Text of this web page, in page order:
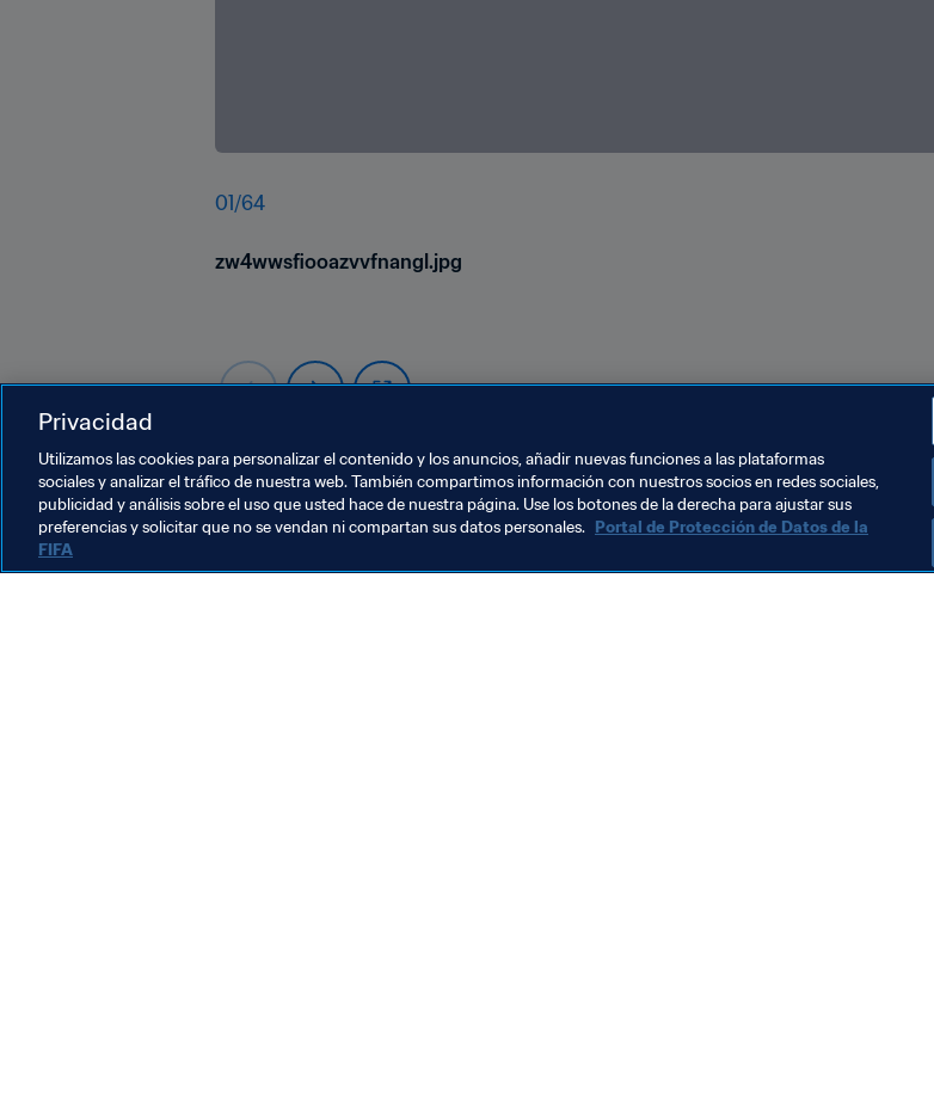
01/64
zw4wwsfiooazvvfnangl.jpg
Privacidad
Utilizamos las cookies para personalizar el contenido y los anuncios, añadir nuevas funciones a las plataformas
sociales y analizar el tráfico de nuestra web. También compartimos información con nuestros socios en redes sociales,
publicidad y análisis sobre el uso que usted hace de nuestra página. Use los botones de la derecha para ajustar sus
preferencias y solicitar que no se vendan ni compartan sus datos personales. Portal de Protección de Datos de la
FIFA